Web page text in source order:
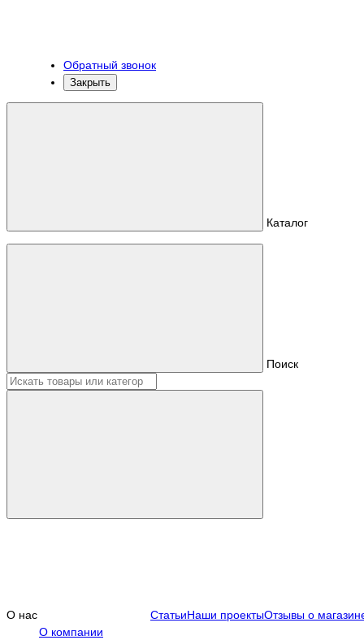
Обратный звонок
Закрыть
Каталог
Поиск
О нас
О компании
СтатьиНаши проектыОтзывы о